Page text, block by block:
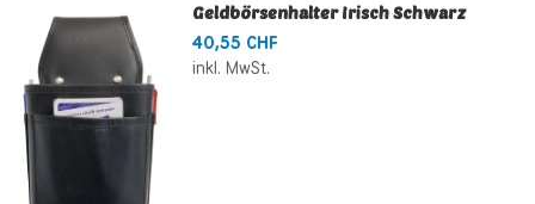
Geldbörsenhalter Irisch Schwarz
40,55 CHF
inkl. MwSt.